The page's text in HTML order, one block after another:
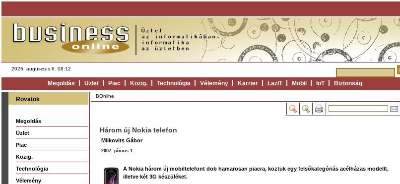
2026. augusztus 6. 08:12
Megoldás Üzlet Piac Közig. Technológia Vélemény Karrier LazIT Mobil IoT Biztonság
Rovatok
Megoldás
Üzlet
Piac
Közig.
Technológia
Vélemény
BOnline
Három új Nokia telefon
Milkovits Gábor
2007. június 1.
A Nokia három új mobiltelefont dob hamarosan piacra, köztük egy felsőkategóriás acélházas modellt,
illetve két 3G készüléket.